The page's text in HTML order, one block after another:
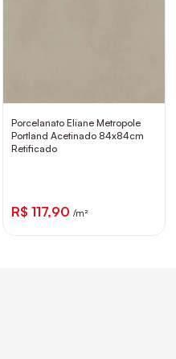
Porcelanato Eliane Metropole
Portland Acetinado 84x84cm
Retificado
R$ 117,90 /m²